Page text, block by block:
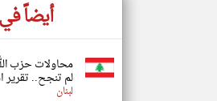
أيضاً
محاولات حزب
لم تنجح..
لبنان